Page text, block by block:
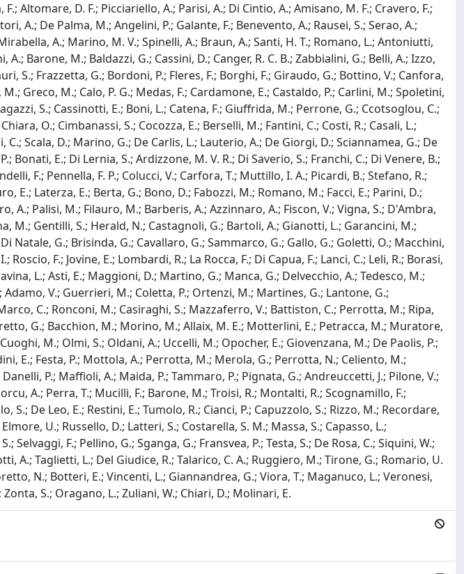
Altomare, D. F.; Picciariello, A.; Parisi, A.; Di Cintio, A.; Amisano, M. F.; Cravero, F.;
A.; De Palma, M.; Angelini, P.; Galante, F.; Benevento, A.; Rausei, S.; Serao, A.;
A.; Marino, M. V.; Spinelli, A.; Braun, A.; Santi, H. T.; Romano, L.; Antoniutti,
Barone, M.; Baldazzi, G.; Cassini, D.; Canger, R. C. B.; Zabbialini, G.; Belli, A.; Izzo,
S.; Frazzetta, G.; Bordoni, P.; Fleres, F.; Borghi, F.; Giraudo, G.; Bottino, V.; Canfora,
Greco, M.; Calo, P. G.; Medas, F.; Cardamone, E.; Castaldo, P.; Carlini, M.; Spoletini,
S.; Cassinotti, E.; Boni, L.; Catena, F.; Giuffrida, M.; Perrone, G.; Ccotsoglou, C.;
O.; Cimbanassi, S.; Cocozza, E.; Berselli, M.; Fantini, C.; Costi, R.; Casali, L.;
Scala, D.; Marino, G.; De Carlis, L.; Lauterio, A.; De Giorgi, D.; Sciannamea, G.; De
E.; Di Lernia, S.; Ardizzone, M. V. R.; Di Saverio, S.; Franchi, C.; Di Venere, B.;
F.; Pennella, F. P.; Colucci, V.; Carfora, T.; Muttillo, I. A.; Picardi, B.; Stefano, R.;
E.; Laterza, E.; Berta, G.; Bono, D.; Fabozzi, M.; Romano, M.; Facci, E.; Parini, D.;
A.; Palisi, M.; Filauro, M.; Barberis, A.; Azzinnaro, A.; Fiscon, V.; Vigna, S.; D'Ambra,
M.; Gentilli, S.; Herald, N.; Castagnoli, G.; Bartoli, A.; Gianotti, L.; Garancini, M.;
Natale, G.; Brisinda, G.; Cavallaro, G.; Sammarco, G.; Gallo, G.; Goletti, O.; Macchini,
F.; Jovine, E.; Lombardi, R.; La Rocca, F.; Di Capua, F.; Lanci, C.; Leli, R.; Borasi,
L.; Asti, E.; Maggioni, D.; Martino, G.; Manca, G.; Delvecchio, A.; Tedesco, M.;
V.; Guerrieri, M.; Coletta, P.; Ortenzi, M.; Martines, G.; Lantone, G.;
C.; Ronconi, M.; Casiraghi, S.; Mazzaferro, V.; Battiston, C.; Perrotta, M.; Ripa,
G.; Bacchion, M.; Morino, M.; Allaix, M. E.; Motterlini, E.; Petracca, M.; Muratore,
M.; Olmi, S.; Oldani, A.; Uccelli, M.; Opocher, E.; Giovenzana, M.; De Paolis, P.;
E.; Festa, P.; Mottola, A.; Perrotta, M.; Merola, G.; Perrotta, N.; Celiento, M.;
P.; Maffioli, A.; Maida, P.; Tammaro, P.; Pignata, G.; Andreuccetti, J.; Pilone, V.;
A.; Perra, T.; Mucilli, F.; Barone, M.; Troisi, R.; Montalti, R.; Scognamillo, F.;
De Leo, E.; Restini, E.; Tumolo, R.; Cianci, P.; Capuzzolo, S.; Rizzo, M.; Recordare,
U.; Russello, D.; Latteri, S.; Costarella, S. M.; Massa, S.; Capasso, L.;
F.; Pellino, G.; Sganga, G.; Fransvea, P.; Testa, S.; De Rosa, C.; Siquini, W.;
A.; Taglietti, L.; Del Giudice, R.; Talarico, C. A.; Ruggiero, M.; Tirone, G.; Romario, U.
N.; Botteri, E.; Vincenti, L.; Giannandrea, G.; Viora, T.; Maganuco, L.; Veronesi,
S.; Oragano, L.; Zuliani, W.; Chiari, D.; Molinari, E.